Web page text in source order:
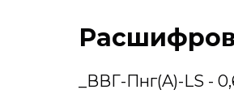
_ВВГ-Пнг(A)-LS -